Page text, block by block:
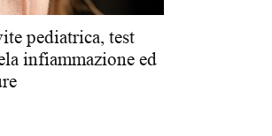
pediatrica, test
infiammazione ed